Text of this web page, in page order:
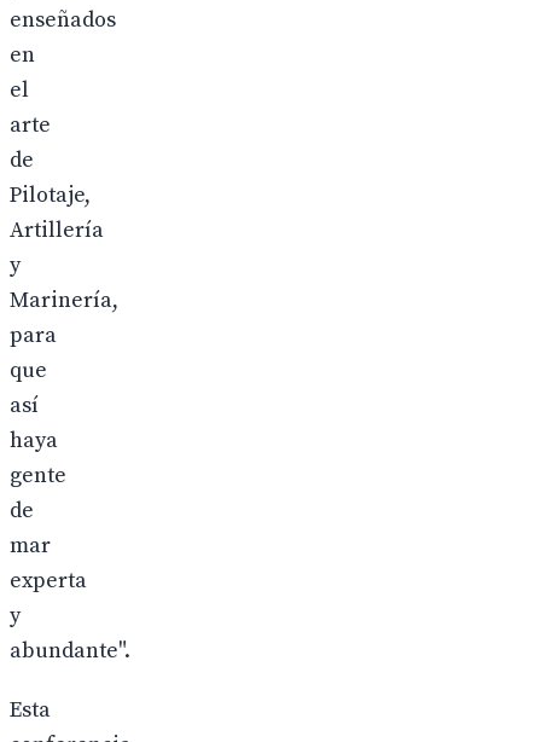
enseñados
en
el
arte
de
Pilotaje,
Artillería
y
Marinería,
para
que
así
haya
gente
de
mar
experta
y
abundante".
Esta